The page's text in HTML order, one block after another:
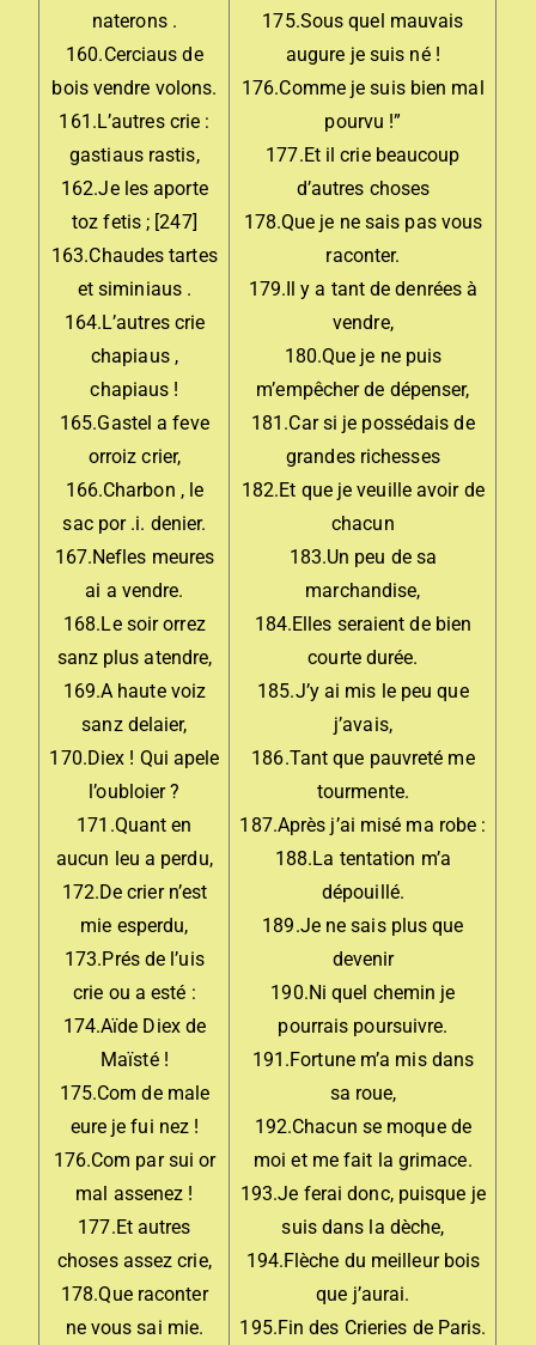
naterons .
160.Cerciaus de
bois vendre volons.
161.L’autres crie :
gastiaus rastis,
162.Je les aporte
toz fetis ; [247]
163.Chaudes tartes
et siminiaus .
164.L’autres crie
chapiaus ,
chapiaus !
165.Gastel a feve
orroiz crier,
166.Charbon , le
sac por .i. denier.
167.Nefles meures
ai a vendre.
168.Le soir orrez
sanz plus atendre,
169.A haute voiz
sanz delaier,
170.Diex ! Qui apele
l’oubloier ?
171.Quant en
aucun leu a perdu,
172.De crier n’est
mie esperdu,
173.Prés de l’uis
crie ou a esté :
174.Aïde Diex de
Maïsté !
175.Com de male
eure je fui nez !
176.Com par sui or
mal assenez !
177.Et autres
choses assez crie,
178.Que raconter
ne vous sai mie.
175.Sous quel mauvais
augure je suis né !
176.Comme je suis bien mal
pourvu !”
177.Et il crie beaucoup
d’autres choses
178.Que je ne sais pas vous
raconter.
179.Il y a tant de denrées à
vendre,
180.Que je ne puis
m’empêcher de dépenser,
181.Car si je possédais de
grandes richesses
182.Et que je veuille avoir de
chacun
183.Un peu de sa
marchandise,
184.Elles seraient de bien
courte durée.
185.J’y ai mis le peu que
j’avais,
186.Tant que pauvreté me
tourmente.
187.Après j’ai misé ma robe :
188.La tentation m’a
dépouillé.
189.Je ne sais plus que
devenir
190.Ni quel chemin je
pourrais poursuivre.
191.Fortune m’a mis dans
sa roue,
192.Chacun se moque de
moi et me fait la grimace.
193.Je ferai donc, puisque je
suis dans la dèche,
194.Flèche du meilleur bois
que j’aurai.
195.Fin des Crieries de Paris.